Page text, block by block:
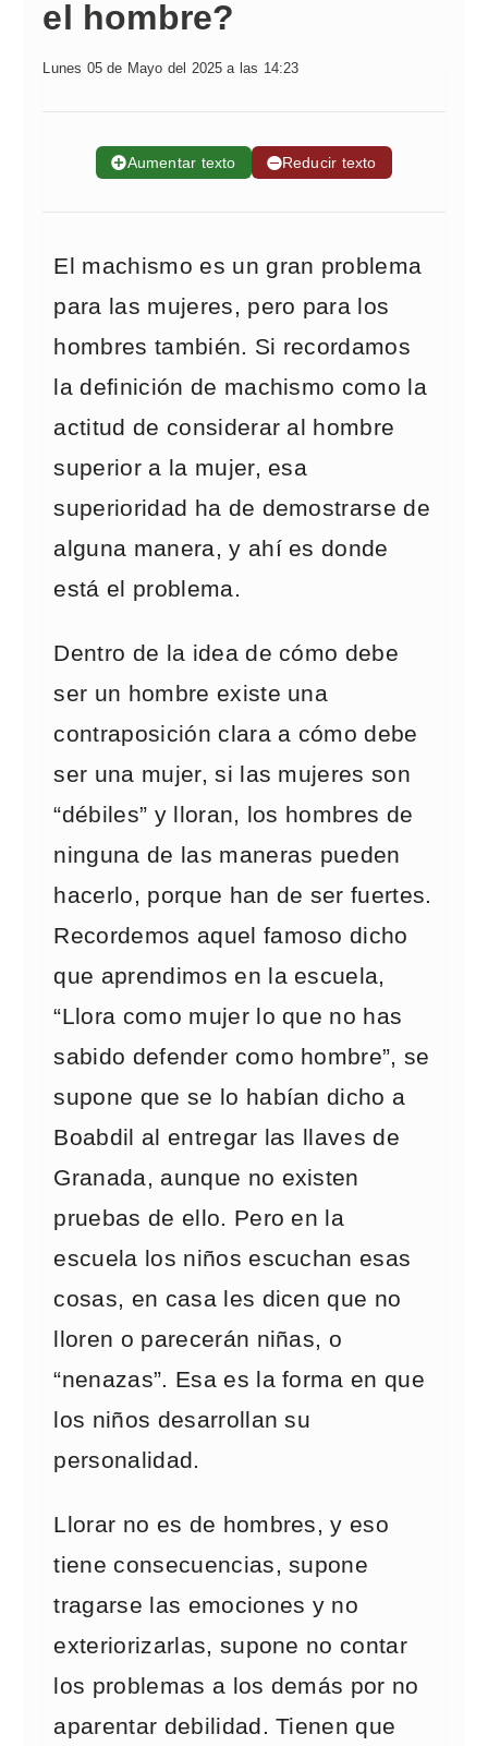
el hombre?
Lunes 05 de Mayo del 2025 a las 14:23
➕Aumentar texto ➖Reducir texto
El machismo es un gran problema
para las mujeres, pero para los
hombres también. Si recordamos
la definición de machismo como la
actitud de considerar al hombre
superior a la mujer, esa
superioridad ha de demostrarse de
alguna manera, y ahí es donde
está el problema.
Dentro de la idea de cómo debe
ser un hombre existe una
contraposición clara a cómo debe
ser una mujer, si las mujeres son
“débiles” y lloran, los hombres de
ninguna de las maneras pueden
hacerlo, porque han de ser fuertes.
Recordemos aquel famoso dicho
que aprendimos en la escuela,
“Llora como mujer lo que no has
sabido defender como hombre”, se
supone que se lo habían dicho a
Boabdil al entregar las llaves de
Granada, aunque no existen
pruebas de ello. Pero en la
escuela los niños escuchan esas
cosas, en casa les dicen que no
lloren o parecerán niñas, o
“nenazas”. Esa es la forma en que
los niños desarrollan su
personalidad.
Llorar no es de hombres, y eso
tiene consecuencias, supone
tragarse las emociones y no
exteriorizarlas, supone no contar
los problemas a los demás por no
aparentar debilidad. Tienen que